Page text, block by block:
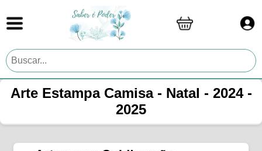
Arte Estampa Camisa - Natal - 2024 -
2025